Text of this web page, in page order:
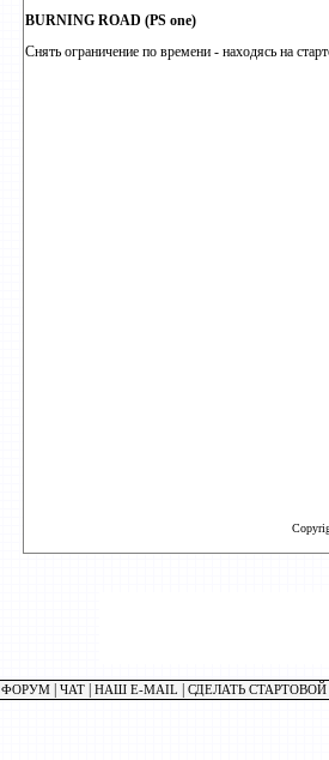
BURNING ROAD (PS one)
Снять ограничение по времени - находясь на
ФОРУМ ЧАТ НАШ E-MAIL СДЕЛАТЬ СТАРТОВОЙ